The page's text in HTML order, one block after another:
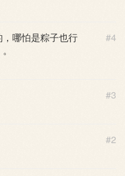
#4
哪怕是粽子也行
#3
#2